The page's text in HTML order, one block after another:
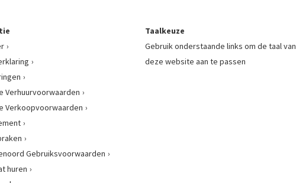
Verhuurvoorwaarden
Verkoopvoorwaarden
Gebruiksvoorwaarden
huren
Taalkeuze
Gebruik onderstaande links om de taal van
deze website aan te passen